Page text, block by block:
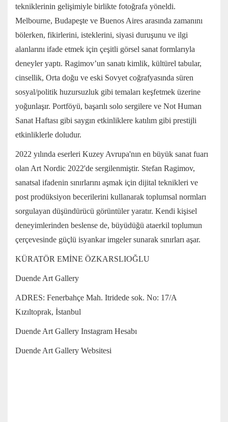
tekniklerinin gelişimiyle birlikte fotoğrafa yöneldi.
Melbourne, Budapeşte ve Buenos Aires arasında zamanını
bölerken, fikirlerini, isteklerini, siyasi duruşunu ve ilgi
alanlarını ifade etmek için çeşitli görsel sanat formlarıyla
deneyler yaptı. Ragimov’un sanatı kimlik, kültürel tabular,
cinsellik, Orta doğu ve eski Sovyet coğrafyasında süren
sosyal/politik huzursuzluk gibi temaları keşfetmek üzerine
yoğunlaşır. Portföyü, başarılı solo sergilere ve Not Human
Sanat Haftası gibi saygın etkinliklere katılım gibi prestijli
etkinliklerle doludur.
2022 yılında eserleri Kuzey Avrupa'nın en büyük sanat fuarı
olan Art Nordic 2022'de sergilenmiştir. Stefan Ragimov,
sanatsal ifadenin sınırlarını aşmak için dijital teknikleri ve
post prodüksiyon becerilerini kullanarak toplumsal normları
sorgulayan düşündürücü görüntüler yaratır. Kendi kişisel
deneyimlerinden beslense de, büyüdüğü ataerkil toplumun
çerçevesinde güçlü isyankar imgeler sunarak sınırları aşar.
KÜRATÖR EMİNE ÖZKARSLIOĞLU
Duende Art Gallery
ADRES: Fenerbahçe Mah. Itridede sok. No: 17/A
Kızıltoprak, İstanbul
Duende Art Gallery Instagram Hesabı
Duende Art Gallery Websitesi